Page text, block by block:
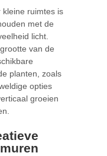
kleine ruimtes is
met de
licht.
van de
planten, zoals
opties
groeien